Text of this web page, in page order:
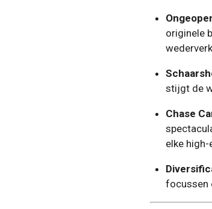
originele
stijgt de
Chase
elke
focussen